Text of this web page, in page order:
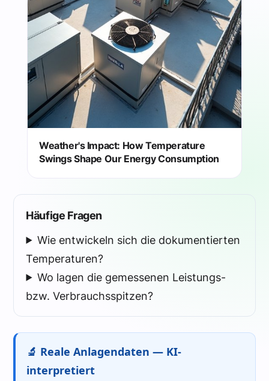
Weather's Impact: How Temperature
Swings Shape Our Energy Consumption
Häufige Fragen
Wie entwickeln sich die dokumentierten
Temperaturen?
Wo lagen die gemessenen Leistungs-
bzw. Verbrauchsspitzen?
🔬 Reale Anlagendaten — KI-
interpretiert